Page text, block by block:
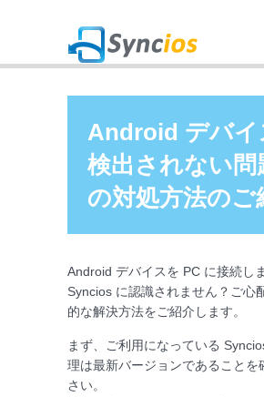
Syncios
Android デバイ
検出されない問
の対処方法のご
Android デバイスを PC に接続し
Syncios に認識されません？ご心
的な解決方法をご紹介します。
まず、ご利用になっている
理は最新バージョンであることを
さい。